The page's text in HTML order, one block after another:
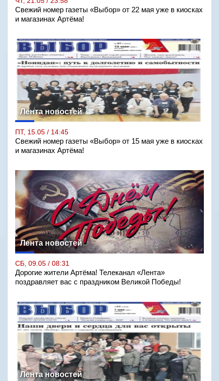
Свежий номер газеты «Выбор» от 22 мая уже в киосках
и магазинах Артёма!
Лента новостей
ПТ, 15.05 / 14:45
Свежий номер газеты «Выбор» от 15 мая уже в киосках
и магазинах Артёма!
Лента новостей
СБ, 09.05 / 08:31
Дорогие жители Артёма! Телеканал «Лента»
поздравляет вас с праздником Великой Победы!
Лента новостей